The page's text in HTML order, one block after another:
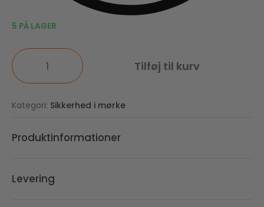
5 PÅ LAGER
Tilføj til kurv
Kategori: Sikkerhed i mørke
Produktinformationer
Levering